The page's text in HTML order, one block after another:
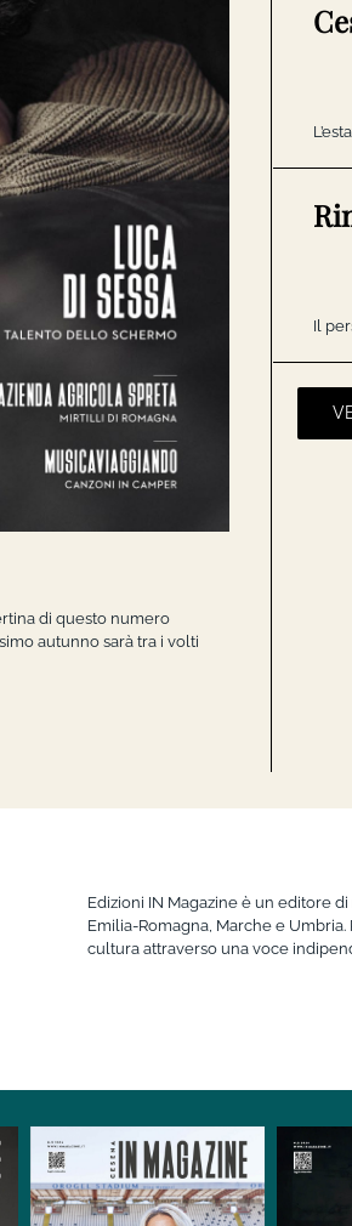
di questo numero
autunno sarà tra i volti
In questo numero
e compagno di
In questo numero
e compagno di
di questo numero
tra tradizione e
Il
Edizioni IN Magazine è un editore di
Emilia-Romagna, Marche e
cultura attraverso una voce